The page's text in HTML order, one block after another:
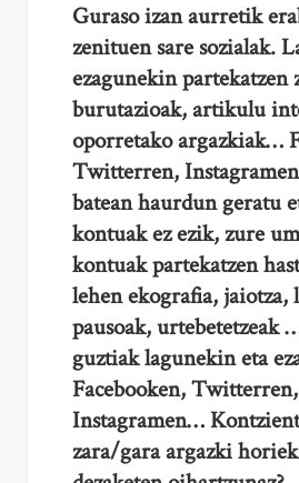
Guraso izan aurretik
zenituen sare sozialak.
ezagunekin partekatzen
burutazioak, artikulu
oporretako argazkiak…
Twitterren,
batean haurdun geratu
kontuak ez ezik, zure
kontuak partekatzen
lehen ekografia, jaiotza,
pausoak, urtebetetzeak
guztiak lagunekin eta
Facebooken, Twitterren,
Instagramen…
zara/gara argazki